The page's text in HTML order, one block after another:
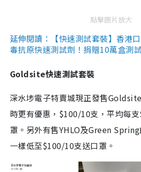
點擊圖片放大
延伸閱讀：【快速測試套裝】香港
毒抗原快速測試劑！捐贈10萬盒測
Goldsite快速測試套裝
深水埗電子特賣城現正發售
時更有優惠，$100/10支，平均每
罩。另外有售YHLO及Green Spring
一樣低至$100/10支送口罩。